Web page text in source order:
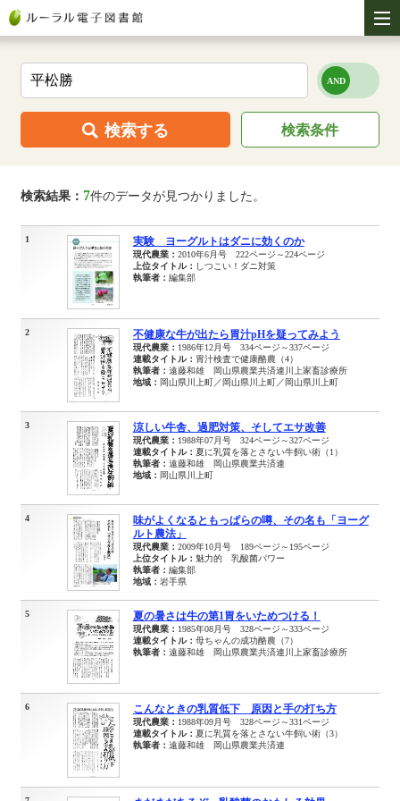
検索する 検索条件
検索結果： 7件のデータが見つかりました。
1 実験 ヨーグルトはダニに効くのか
現代農業： 2010年6月号 222ページ～224ページ
上位タイトル： しつこい！ダニ対策
執筆者： 編集部
2 不健康な牛が出たら胃汁pHを疑ってみよう
現代農業： 1986年12月号 334ページ～337ページ
連載タイトル： 胃汁検査で健康酪農（4）
執筆者： 遠藤和雄 岡山県農業共済連川上家畜診療所
地域： 岡山県川上町／岡山県川上町／岡山県川上町
3 涼しい牛舎、過肥対策、そしてエサ改善
現代農業： 1988年07月号 324ページ～327ページ
連載タイトル： 夏に乳質を落とさない牛飼い術（1）
執筆者： 遠藤和雄 岡山県農業共済連
地域： 岡山県川上町
4
味がよくなるともっぱらの噂、その名も「ヨーグ
ルト農法」
現代農業： 2009年10月号 189ページ～195ページ
上位タイトル： 魅力的 乳酸菌パワー
執筆者： 編集部
地域： 岩手県
5 夏の暑さは牛の第1胃をいためつける！
現代農業： 1985年08月号 328ページ～333ページ
連載タイトル： 母ちゃんの成功酪農（7）
執筆者： 遠藤和雄 岡山県農業共済連川上家畜診療所
6 こんなときの乳質低下 原因と手の打ち方
現代農業： 1988年09月号 328ページ～331ページ
連載タイトル： 夏に乳質を落とさない牛飼い術（3）
執筆者： 遠藤和雄 岡山県農業共済連